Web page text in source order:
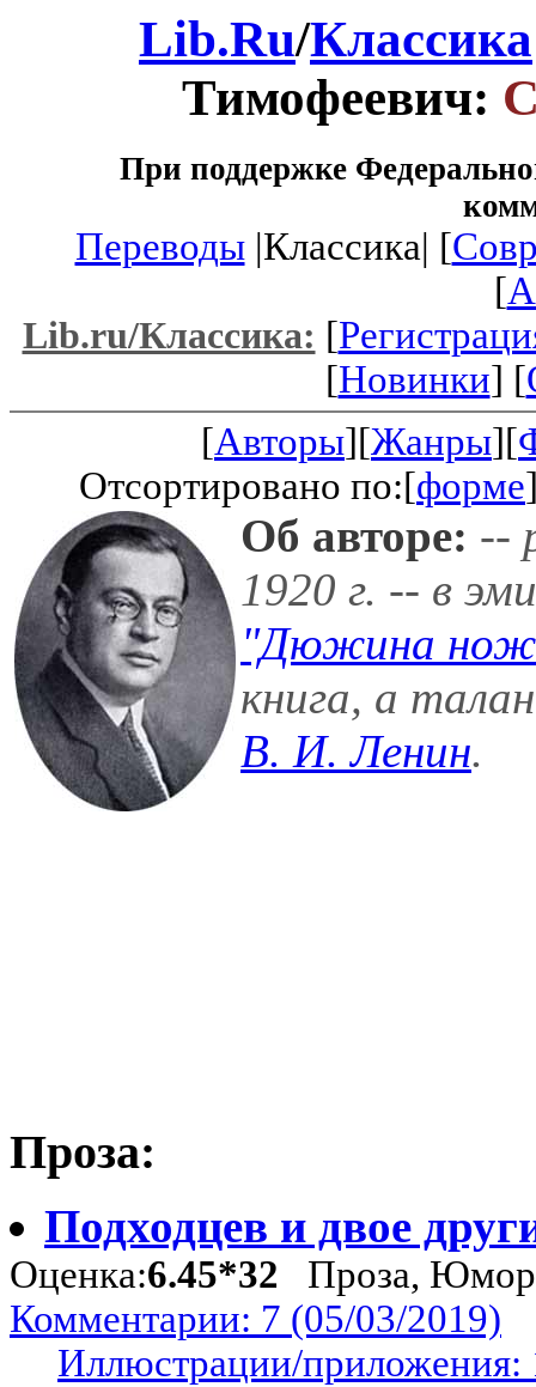
Lib.Ru/Классика
Тимофеевич:
При поддержке
Переводы|Классика| [
[
Lib.ru/Классика: [
[Новинки] [
[Авторы][Жанры][
Отсортировано по:[форме
Об авторе: --
1920 г. -- в
"Дюжина
книга, а
В. И. Ленин.
Проза:
Подходцев и двое
Оценка:6.45*32 Проза, Юмор
Комментарии: 7 (05/03/2019)
Иллюстрации/приложения: